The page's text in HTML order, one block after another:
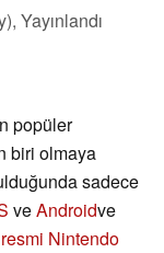
Yayınlandı
popüler
biri olmaya
sadece
veAndroidve
resmi Nintendo